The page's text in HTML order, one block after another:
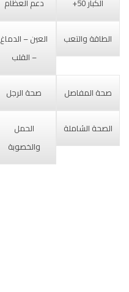
الكبار 50+ دعم العظام
الطاقة والتعب
العين – الدماغ
– القلب
صحة المفاصل صحة الرجل
الصحة الشاملة
الحمل
والخصوبة